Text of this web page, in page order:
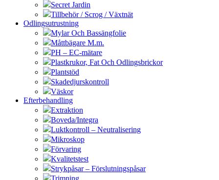
Secret Jardin
Tillbehör / Scrog / Växtnät
Odlingsutrustning
Mylar Och Bassängfolie
Måttbägare M.m.
PH – EC-mätare
Plastkrukor, Fat Och Odlingsbrickor
Plantstöd
Skadedjurskontroll
Väskor
Efterbehandling
Extraktion
Boveda/Integra
Luktkontroll – Neutralisering
Mikroskop
Förvaring
Kvalitetstest
Strykpåsar – Förslutningspåsar
Trimning